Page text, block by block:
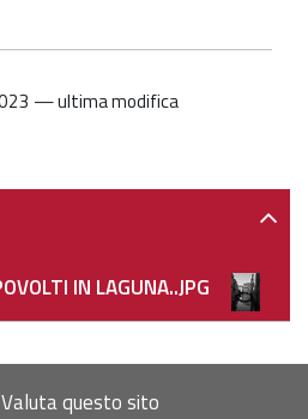
—ultima modifica
IN LAGUNA..JPG
Valuta questo sito